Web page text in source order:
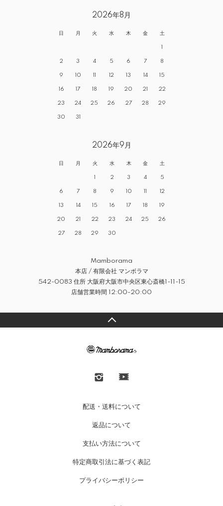
2026年8月
日 月 火 水 木 金 土
1
2 3 4 5 6 7 8
9 10 11 12 13 14 15
16 17 18 19 20 21 22
23 24 25 26 27 28 29
30 31
2026年9月
日 月 火 水 木 金 土
1 2 3 4 5
6 7 8 9 10 11 12
13 14 15 16 17 18 19
20 21 22 23 24 25 26
27 28 29 30
Mamborama
本店 / 有限会社 マンボラマ
542-0083 住所 大阪府大阪市中央区東心斎橋1-11-15
店舗営業時間 12:00-20:00
配送・送料について
返品について
支払い方法について
特定商取引法に基づく表記
プライバシーポリシー